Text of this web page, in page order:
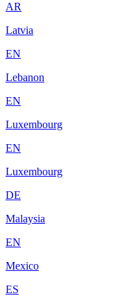
AR
Latvia
EN
Lebanon
EN
Luxembourg
EN
Luxembourg
DE
Malaysia
EN
Mexico
ES